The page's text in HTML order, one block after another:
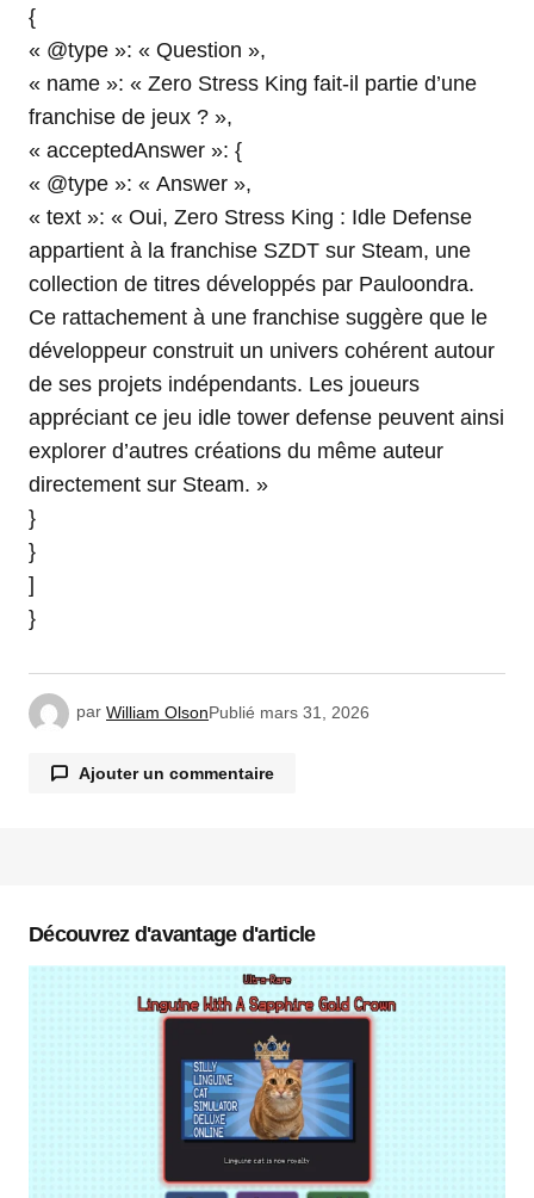
{
« @type »: « Question »,
« name »: « Zero Stress King fait-il partie d’une
franchise de jeux ? »,
« acceptedAnswer »: {
« @type »: « Answer »,
« text »: « Oui, Zero Stress King : Idle Defense
appartient à la franchise SZDT sur Steam, une
collection de titres développés par Pauloondra.
Ce rattachement à une franchise suggère que le
développeur construit un univers cohérent autour
de ses projets indépendants. Les joueurs
appréciant ce jeu idle tower defense peuvent ainsi
explorer d’autres créations du même auteur
directement sur Steam. »
}
}
]
}
par William OlsonPublié mars 31, 2026
Ajouter un commentaire
Commentaire*
Votre e-mail*
Découvrez d'avantage d'article